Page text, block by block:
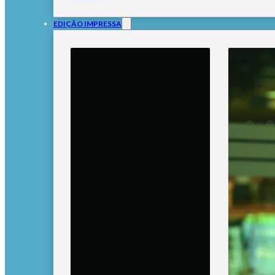
EDIÇÃO IMPRESSA